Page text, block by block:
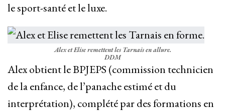
le sport-santé et le luxe.
Alex et Elise remettent les Tarnais en allure.
DDM
Alex obtient le BPJEPS (commission technicien
de la enfance, de l’panache estimé et du
interprétation), complété par des formations en